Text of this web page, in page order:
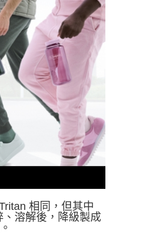
相同，但其中
溶解後，降級製成